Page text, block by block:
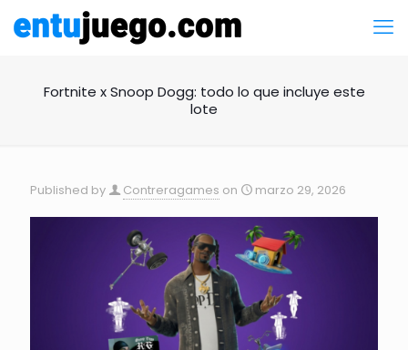
Fortnite x Snoop Dogg: todo lo que incluye este
lote
Published by Contreragames on marzo 29, 2026